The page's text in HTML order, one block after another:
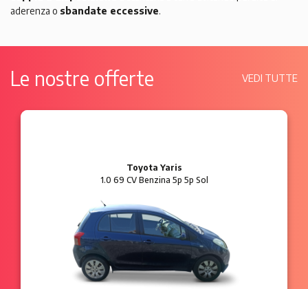
aderenza o sbandate eccessive.
Le nostre offerte VEDI TUTTE
1.2 8V 69 CV Benzina 3p Plus